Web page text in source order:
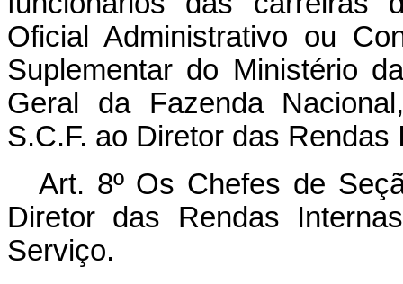
Oficial Administrativo ou
Suplementar do Ministério
Geral da Fazenda
S.C.F. ao Diretor das Rendas
Art. 8º Os Chefes de
Diretor das Rendas
Serviço.